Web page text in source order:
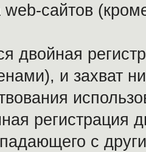
сайтов
двойная
и захват
регистрация
с